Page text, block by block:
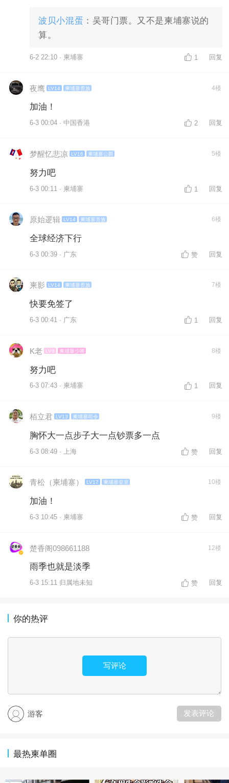
波贝小混蛋 ：吴哥门票。又不是柬埔寨说的
算。
6-2 22:10 · 柬埔寨 1 回复
夜鹰 LV14 柬埔寨贵族 4楼
加油！
6-3 00:04 · 中国香港 2 回复
梦醒忆悲凉 LV16 柬埔寨公爵 5楼
努力吧
6-3 00:11 · 柬埔寨 1 回复
原始逻辑 LV14 柬埔寨贵族 6楼
全球经济下行
6-3 00:39 · 广东 赞 回复
柬影 LV14 柬埔寨贵族 7楼
快要免签了
6-3 00:41 · 广东 1 回复
K老 LV9 柬埔寨少将 8楼
努力吧
6-3 07:43 · 柬埔寨 1 回复
栢立君 LV13 柬埔寨司令 9楼
胸怀大一点步子大一点钞票多一点
6-3 08:49 · 上海 赞 回复
青松（柬埔寨） LV17 柬埔寨皇室 10楼
加油！
6-3 10:45 · 柬埔寨 赞 回复
楚香阁098661188 12楼
雨季也就是淡季
6-3 15:11 归属地未知 赞 回复
你的热评
写评论
游客 发表评论
最热柬单圈